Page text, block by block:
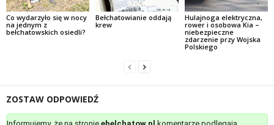
Co wydarzyło się w nocy
na jednym z
bełchatowskich osiedli?
Bełchatowianie oddają
krew
Hulajnoga elektryczna,
rower i osobowa Kia –
niebezpieczne
zdarzenie przy Wojska
Polskiego
ZOSTAW ODPOWIEDŹ